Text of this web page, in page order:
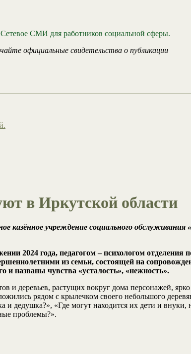
СМИ для работников социальной сферы.
официальные свидетельства о публикации
в Иркутской области
казённое учреждение социального
2024 года, педагогом – психологом
из семьи, состоящей на
названы чувства «усталость», «нежность».
и деревьев, растущих вокруг дома персонажей,
рядом с крылечком своего небольшого
дедушка?», «Где могут находится их дети и
проблемы?».